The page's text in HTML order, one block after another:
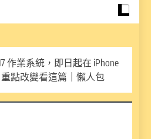
作業系統，即日起在 iPhone
點改變看這篇｜懶人包